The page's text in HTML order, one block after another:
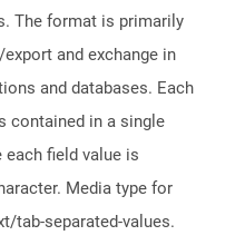
The format is primarily
and exchange in
and databases. Each
contained in a single
each field value is
Media type for
tab-separated-values.